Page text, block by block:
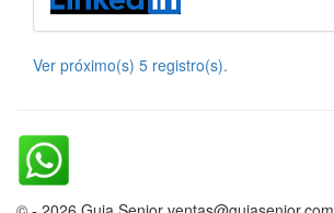
Ver próximo(s) 5 registro(s).